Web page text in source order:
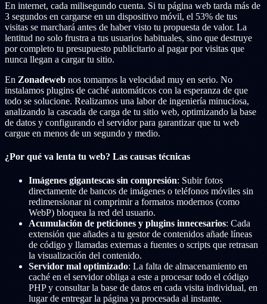
En internet, cada milisegundo cuenta. Si tu página web tarda más de
3 segundos en cargarse en un dispositivo móvil, el 53% de tus
visitas se marchará antes de haber visto tu propuesta de valor. La
lentitud no solo frustra a tus usuarios habituales, sino que destruye
por completo tu presupuesto publicitario al pagar por visitas que
nunca llegan a cargar tu sitio.
En Zonadeweb nos tomamos la velocidad muy en serio. No
instalamos plugins de caché automáticos con la esperanza de que
todo se solucione. Realizamos una labor de ingeniería minuciosa,
analizando la cascada de carga de tu sitio web, optimizando la base
de datos y configurando el servidor para garantizar que tu web
cargue en menos de un segundo y medio.
¿Por qué va lenta tu web? Las causas técnicas
Imágenes gigantescas sin compresión: Subir fotos
directamente de bancos de imágenes o teléfonos móviles sin
redimensionar ni comprimir a formatos modernos (como
WebP) bloquea la red del usuario.
Acumulación de peticiones y plugins innecesarios: Cada
extensión que añades a tu gestor de contenidos añade líneas
de código y llamadas externas a fuentes o scripts que retrasan
la visualización del contenido.
Servidor mal optimizado: La falta de almacenamiento en
caché en el servidor obliga a este a procesar todo el código
PHP y consultar la base de datos en cada visita individual, en
lugar de entregar la página ya procesada al instante.